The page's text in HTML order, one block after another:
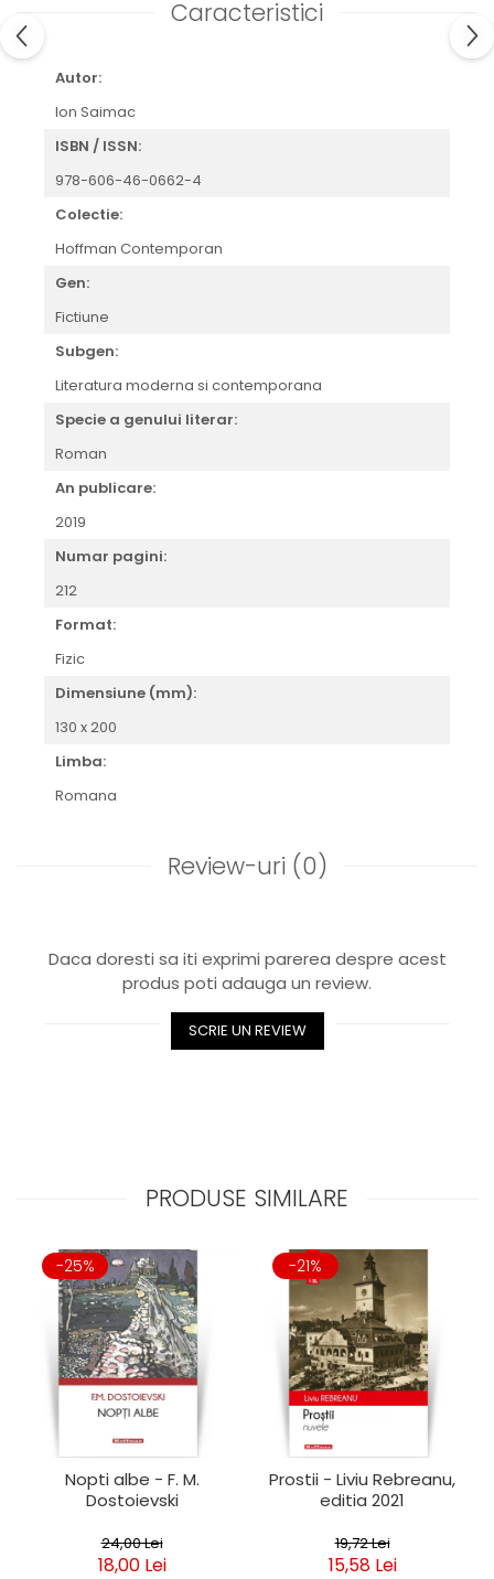
Caracteristici
Autor:
Ion Saimac
ISBN / ISSN:
978-606-46-0662-4
Colectie:
Hoffman Contemporan
Gen:
Fictiune
Subgen:
Literatura moderna si contemporana
Specie a genului literar:
Roman
An publicare:
2019
Numar pagini:
212
Format:
Fizic
Dimensiune (mm):
130 x 200
Limba:
Romana
Review-uri (0)
Daca doresti sa iti exprimi parerea despre acest
produs poti adauga un review.
SCRIE UN REVIEW
PRODUSE SIMILARE
-25%
Nopti albe - F. M.
Dostoievski
24,00 Lei
18,00 Lei
-21%
Prostii - Liviu Rebreanu,
editia 2021
19,72 Lei
15,58 Lei